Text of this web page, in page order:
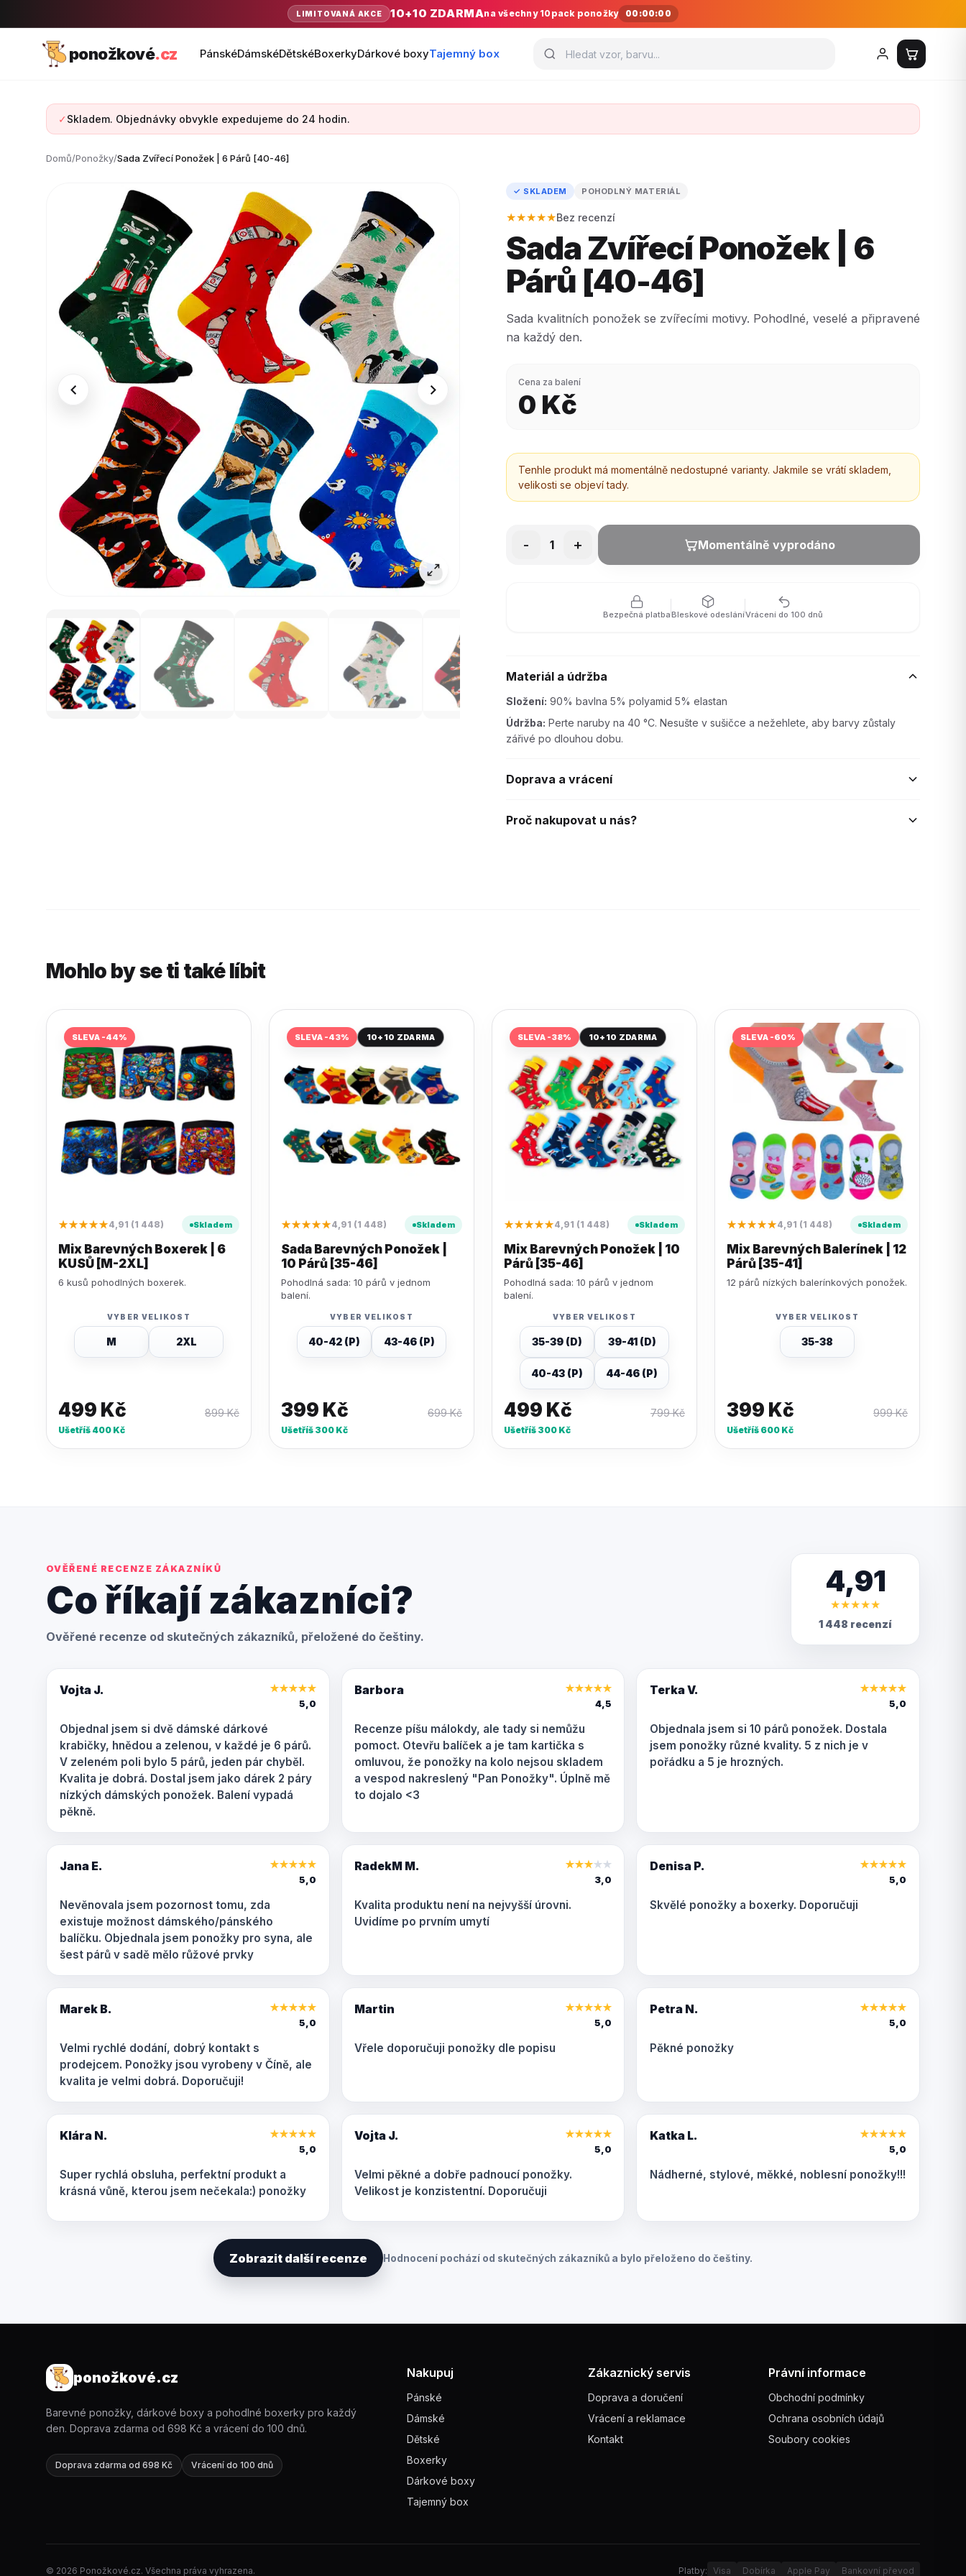
LIMITOVANÁ AKCE 10+10 ZDARMAna všechny 10pack ponožky 00:00:00
ponožkové.cz PánskéDámskéDětskéBoxerkyDárkové boxyTajemný box
✓ Skladem. Objednávky obvykle expedujeme do 24 hodin.
Domů/Ponožky/Sada Zvířecí Ponožek | 6 Párů [40-46]
✓ SKLADEM POHODLNÝ MATERIÁL
★★★★★Bez recenzí
Sada Zvířecí Ponožek | 6
Párů [40-46]
Sada kvalitních ponožek se zvířecími motivy. Pohodlné, veselé a připravené
na každý den.
Cena za balení
0 Kč
Tenhle produkt má momentálně nedostupné varianty. Jakmile se vrátí skladem,
velikosti se objeví tady.
- 1 + Momentálně vyprodáno
Bezpečná platbaBleskové odesláníVrácení do 100 dnů
Materiál a údržba
Složení: 90% bavlna 5% polyamid 5% elastan
Údržba: Perte naruby na 40 °C. Nesušte v sušičce a nežehlete, aby barvy zůstaly
zářivé po dlouhou dobu.
Doprava a vrácení
Proč nakupovat u nás?
Mohlo by se ti také líbit
SLEVA -44%
★★★★★4,91 (1 448) Skladem
Mix Barevných Boxerek | 6
KUSŮ [M-2XL]
6 kusů pohodlných boxerek.
VYBER VELIKOST
M 2XL
499 Kč 899Kč
Ušetříš 400 Kč
SLEVA -43% 10+10 ZDARMA
★★★★★4,91 (1 448) Skladem
Sada Barevných Ponožek |
10 Párů [35-46]
Pohodlná sada: 10 párů v jednom
balení.
VYBER VELIKOST
40-42 (P) 43-46 (P)
399 Kč 699Kč
Ušetříš 300 Kč
SLEVA -38% 10+10 ZDARMA
★★★★★4,91 (1 448) Skladem
Mix Barevných Ponožek | 10
Párů [35-46]
Pohodlná sada: 10 párů v jednom
balení.
VYBER VELIKOST
35-39 (D) 39-41 (D)
40-43 (P) 44-46 (P)
499 Kč 799Kč
Ušetříš 300 Kč
SLEVA -60%
★★★★★4,91 (1 448) Skladem
Mix Barevných Balerínek | 12
Párů [35-41]
12 párů nízkých balerínkových ponožek.
VYBER VELIKOST
35-38
399 Kč 999Kč
Ušetříš 600 Kč
ponožkové.cz
Barevné ponožky, dárkové boxy a pohodlné boxerky pro každý
den. Doprava zdarma od 698 Kč a vrácení do 100 dnů.
Doprava zdarma od 698 Kč Vrácení do 100 dnů
Nakupuj
Pánské
Dámské
Dětské
Boxerky
Dárkové boxy
Tajemný box
Zákaznický servis
Doprava a doručení
Vrácení a reklamace
Kontakt
Právní informace
Obchodní podmínky
Ochrana osobních údajů
Soubory cookies
© 2026 Ponožkové.cz. Všechna práva vyhrazena. Platby: Visa Dobírka Apple Pay Bankovní převod
OVĚŘENÉ RECENZE ZÁKAZNÍKŮ
Co říkají zákazníci?
Ověřené recenze od skutečných zákazníků, přeložené do češtiny.
4,91
★★★★★
1 448 recenzí
Vojta J. ★★★★★
5,0
Objednal jsem si dvě dámské dárkové
krabičky, hnědou a zelenou, v každé je 6 párů.
V zeleném poli bylo 5 párů, jeden pár chyběl.
Kvalita je dobrá. Dostal jsem jako dárek 2 páry
nízkých dámských ponožek. Balení vypadá
pěkně.
Barbora ★★★★★
4,5
Recenze píšu málokdy, ale tady si nemůžu
pomoct. Otevřu balíček a je tam kartička s
omluvou, že ponožky na kolo nejsou skladem
a vespod nakreslený "Pan Ponožky". Úplně mě
to dojalo <3
Terka V. ★★★★★
5,0
Objednala jsem si 10 párů ponožek. Dostala
jsem ponožky různé kvality. 5 z nich je v
pořádku a 5 je hrozných.
Jana E. ★★★★★
5,0
Nevěnovala jsem pozornost tomu, zda
existuje možnost dámského/pánského
balíčku. Objednala jsem ponožky pro syna, ale
šest párů v sadě mělo růžové prvky
RadekM M. ★★★★★
3,0
Kvalita produktu není na nejvyšší úrovni.
Uvidíme po prvním umytí
Denisa P. ★★★★★
5,0
Skvělé ponožky a boxerky. Doporučuji
Marek B. ★★★★★
5,0
Velmi rychlé dodání, dobrý kontakt s
prodejcem. Ponožky jsou vyrobeny v Číně, ale
kvalita je velmi dobrá. Doporučuji!
Martin ★★★★★
5,0
Vřele doporučuji ponožky dle popisu
Petra N. ★★★★★
5,0
Pěkné ponožky
Klára N. ★★★★★
5,0
Super rychlá obsluha, perfektní produkt a
krásná vůně, kterou jsem nečekala:) ponožky
Vojta J. ★★★★★
5,0
Velmi pěkné a dobře padnoucí ponožky.
Velikost je konzistentní. Doporučuji
Katka L. ★★★★★
5,0
Nádherné, stylové, měkké, noblesní ponožky!!!
Zobrazit další recenze Hodnocení pochází od skutečných zákazníků a bylo přeloženo do češtiny.